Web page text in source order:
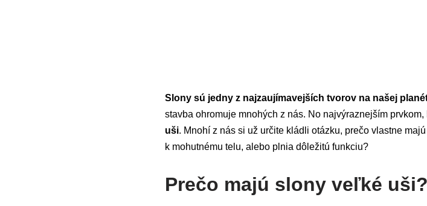
Slony sú jedny z najzaujímavejších tvorov na našej
stavba ohromuje mnohých z nás. No najvýraznejším
uši. Mnohí z nás si už určite kládli otázku, prečo vlastne majú
k mohutnému telu, alebo plnia dôležitú funkciu?
Prečo majú slony veľké uši?